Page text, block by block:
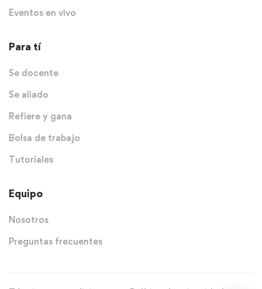
Eventos en vivo
Para tí
Se docente
Se aliado
Refiere y gana
Bolsa de trabajo
Tutoriales
Equipo
Nosotros
Preguntas frecuentes